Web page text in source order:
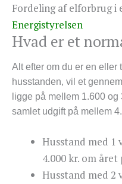
Fordeling af elforbrug i
Energistyrelsen
Hvad er et
Alt efter om du er en eller
husstanden, vil et
ligge på mellem 1.600
samlet udgift på mellem
Husstand med 1
4.000 kr. om
Husstand med 2